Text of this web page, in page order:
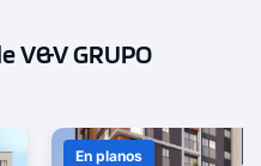
V&V GRUPO
En planos